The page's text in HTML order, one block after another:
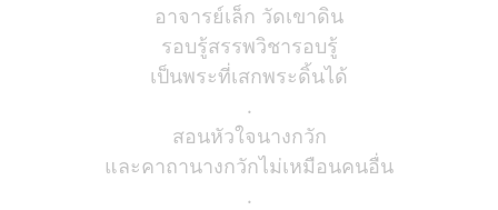
อาจารย์เล็ก วัดเขาดิน
รอบรู้สรรพวิชารอบรู้
เป็นพระที่เสกพระดิ้นได้
.
สอนหัวใจนางกวัก
และคาถานางกวักไม่เหมือนคนอื่น
.